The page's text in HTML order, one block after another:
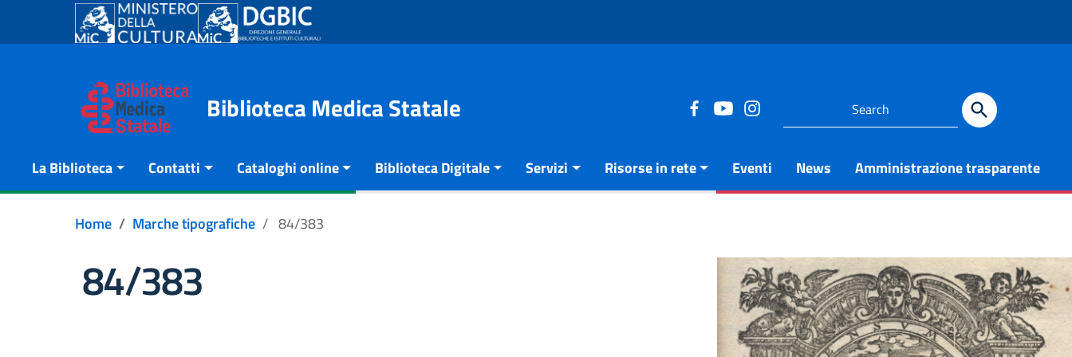
Go to content
Go to the navigation menu
Biblioteca Medica Statale
La Biblioteca Contatti Cataloghi online Biblioteca Digitale Servizi Risorse in rete Eventi News Amministrazione trasparente
Home Marche tipografiche 84/383
84/383